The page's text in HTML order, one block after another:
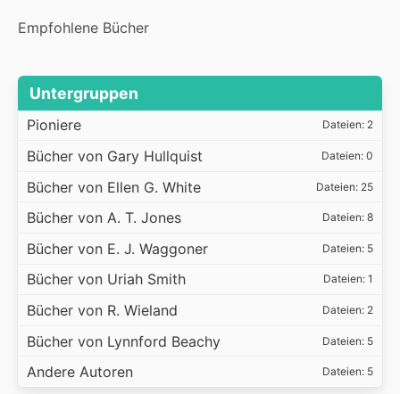
Empfohlene Bücher
Untergruppen
Pioniere Dateien: 2
Bücher von Gary Hullquist Dateien: 0
Bücher von Ellen G. White Dateien: 25
Bücher von A. T. Jones Dateien: 8
Bücher von E. J. Waggoner Dateien: 5
Bücher von Uriah Smith Dateien: 1
Bücher von R. Wieland Dateien: 2
Bücher von Lynnford Beachy Dateien: 5
Andere Autoren Dateien: 5